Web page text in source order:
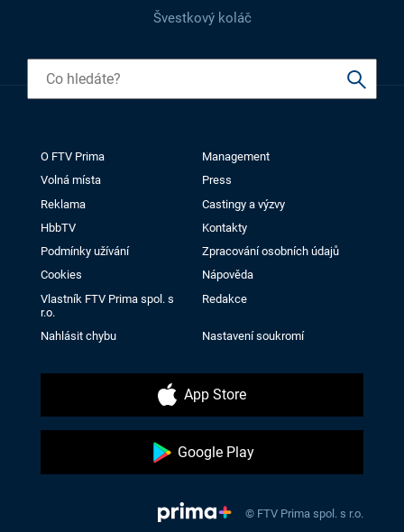
Švestkový koláč
O FTV Prima
Management
Volná místa
Press
Reklama
Castingy a výzvy
HbbTV
Kontakty
Podmínky užívání
Zpracování osobních údajů
Cookies
Nápověda
Vlastník FTV Prima spol. s
r.o.
Redakce
Nahlásit chybu Nastavení soukromí
App Store
Google Play
© FTV Prima spol. s r.o.